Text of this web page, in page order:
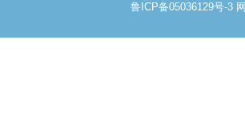
鲁ICP备05036129号-3